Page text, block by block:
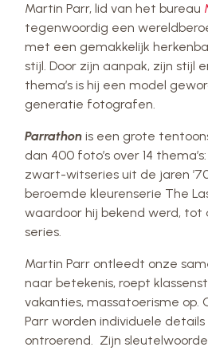
Martin Parr, lid van het bureau
tegenwoordig een
met een gemakkelijk
stijl. Door zijn aanpak, zijn stijl
thema’s is hij een model
generatie fotografen.
Parrathonis een grote
dan 400 foto’s over 14
zwart-witseries uit de jaren
beroemde kleurenserie The
waardoor hij bekend werd,
series.
Martin Parr ontleedt onze
naar betekenis, roept
vakanties, massatoerisme op.
Parr worden individuele details
ontroerend. Zijn